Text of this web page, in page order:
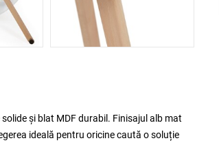
și blat MDF durabil. Finisajul alb mat
ideală pentru oricine caută o soluție